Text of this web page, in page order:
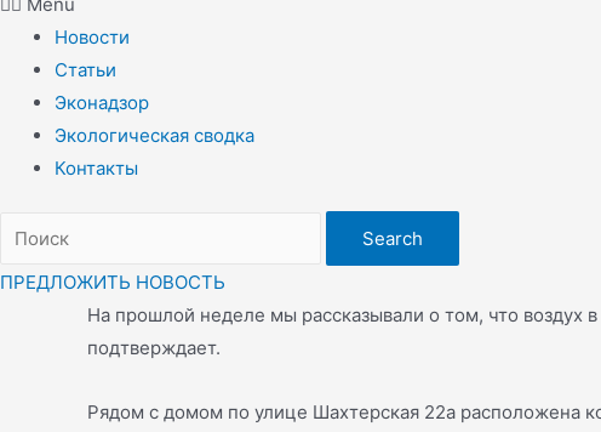
Новости
Статьи
Эконадзор
Экологическая сводка
Контакты
Search
ПРЕДЛОЖИТЬ НОВОСТЬ
На прошлой неделе мы рассказывали о том, что воздух
подтверждает.
Рядом с домом по улице Шахтерская 22а расположена